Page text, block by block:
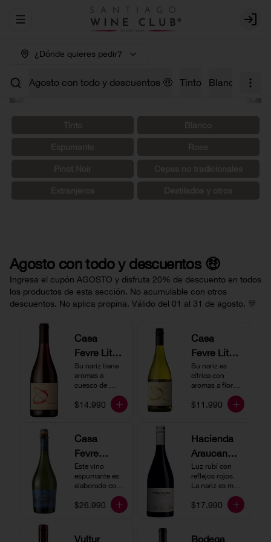
Abrir menu de navegación Login
¿Dónde quieres pedir?
Agosto con todo y descuentos 🤑 Tinto Blanco
Agosto con todo y descuentos 🤑
Ingresa el cupón AGOSTO y disfruta 20% de descuento en todos
los productos de esta sección. No acumulable con otros
descuentos. No aplica propina. Válido del 01 al 31 de agosto. 🎊
Casa
Fevre Little
Quino
Pinot Noir
Su nariz tiene
aromas a
cuesco de
frambuesa. En
boca tiene una
es un vino muy
vertical. Ideal
para beberlo
más frío como
acompañado de
$14.990
Casa
Fevre Little
Quino
Sauvignon
Su nariz es
cítrica con
aromas a flores
blancas y lima.
En boca tiene
vertical y de
persistencia
media. Ideal
para acompañar
con ostras.
$11.990
Casa
Fevre
Quino
Espumant
Este vino
espumante es
elaborado con
tradicional y se
produce a partir
Chardonnay y
$26.990
Hacienda
Araucano-
Lurton
Humo
Gran
Luz rubí con
reflejos rojos.
La nariz es muy
expresiva con
notas de fresa y
rico y redondo
$17.990
Vultur
Bodega